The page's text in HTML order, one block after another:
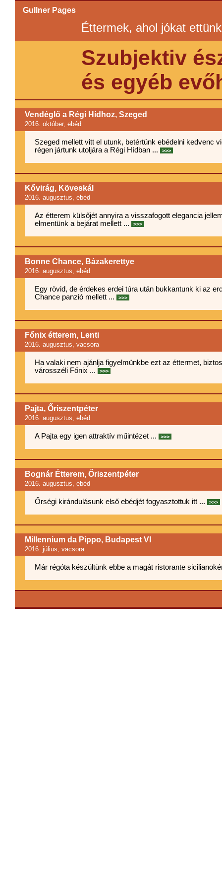
Gullner Pages
Éttermek, ahol jókat
Szubjektiv
és egyéb
Vendéglő a Régi Hídhoz, Szeged
2016. október, ebéd
Szeged mellett vitt el utunk, betértünk ebédelni kedvenc
régen jártunk utoljára a Régi Hídban ...
>>>
Kővirág, Köveskál
2016. augusztus, ebéd
Az étterem külsőjét annyira a visszafogott elegancia
elmentünk a bejárat mellett ...
>>>
Bonne Chance, Bázakerettye
2016. augusztus, ebéd
Egy rövid, de érdekes erdei túra után bukkantunk ki az
Chance panzió mellett ...
>>>
Főnix étterem, Lenti
2016. augusztus, vacsora
Ha valaki nem ajánlja figyelmünkbe ezt az éttermet,
városszéli Főnix ...
>>>
Pajta, Őriszentpéter
2016. augusztus, ebéd
A Pajta egy igen attraktív műintézet ... >>>
Bognár Étterem, Őriszentpéter
2016. augusztus, ebéd
Őrségi kirándulásunk első ebédjét fogyasztottuk itt ... >>>
Millennium da Pippo, Budapest VI
2016. július, vacsora
Már régóta készültünk ebbe a magát ristorante